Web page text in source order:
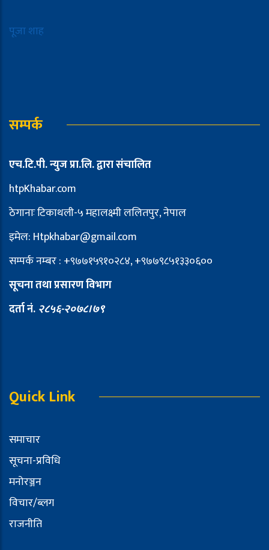
पूजा शाह
सम्पर्क
एच.टि.पी. न्युज प्रा.लि. द्वारा संचालित
htpKhabar.com
ठेगानाः टिकाथली-५ महालक्ष्मी ललितपुर, नेपाल
इमेल: Htpkhabar@gmail.com
सम्पर्क नम्बर : +९७७१५९१०२८४, +९७७९८५१३३०६००
सूचना तथा प्रसारण विभाग
दर्ता नं. २८५६-२०७८।७९
Quick Link
समाचार
सूचना-प्रविधि
मनोरञ्जन
विचार/ब्लग
राजनीति